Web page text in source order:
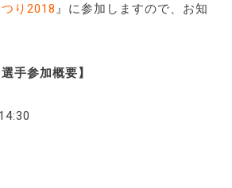
り2018 』に参加しますので、お知
手参加概要】